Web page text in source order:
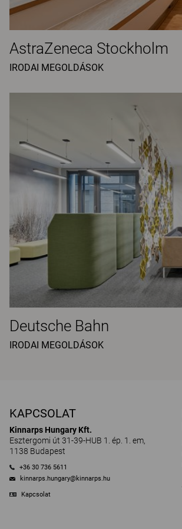
AstraZeneca Stockholm
IRODAI MEGOLDÁSOK
Deutsche Bahn
IRODAI MEGOLDÁSOK
KAPCSOLAT
Kinnarps Hungary Kft.
Esztergomi út 31-39-HUB 1. ép. 1. em,
1138 Budapest
+36 30 736 5611
kinnarps.hungary@kinnarps.hu
Kapcsolat